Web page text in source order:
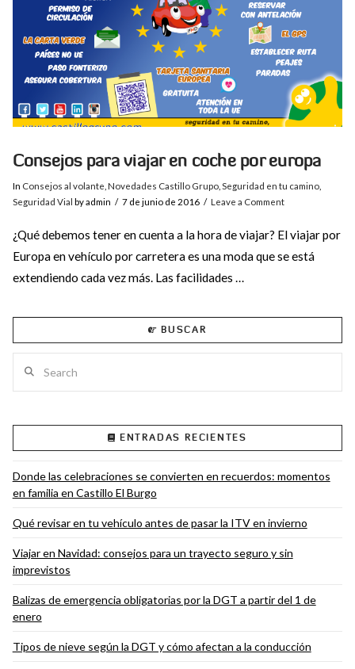
VIEW POST
Consejos para viajar en coche por europa
In Consejos al volante Novedades Castillo Grupo, Seguridad en tu camino,
Seguridad Vial
by admin 7 de junio de 2016 Leave a Comment
¿Qué debemos tener en cuenta a la hora de viajar? El viajar por
Europa en vehículo por carretera es una moda que se está
extendiendo cada vez más. Las facilidades …
BUSCAR
ENTRADAS RECIENTES
Donde las celebraciones se convierten en recuerdos: momentos
en familia en Castillo El Burgo
Qué revisar en tu vehículo antes de pasar la ITV en invierno
Viajar en Navidad: consejos para un trayecto seguro y sin
imprevistos
Balizas de emergencia obligatorias por la DGT a partir del 1 de
enero
Tipos de nieve según la DGT y cómo afectan a la conducción